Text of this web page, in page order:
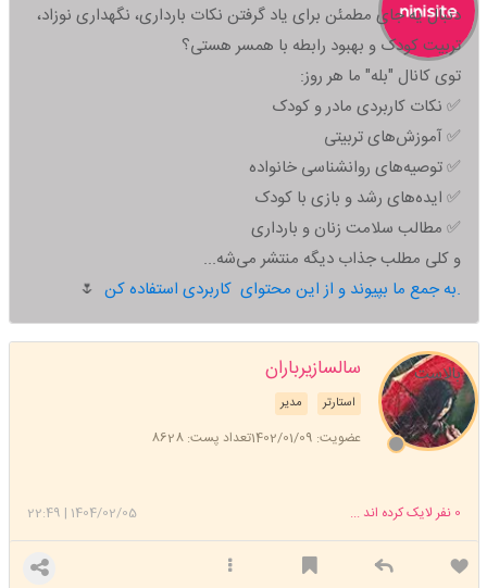
دنبال یه جای مطمئن برای یاد گرفتن نکات بارداری، نگهداری نوزاد،
تربیت کودک و بهبود رابطه با همسر هستی؟
توی کانال "بله" ما هر روز:
✅ نکات کاربردی مادر و کودک
✅ آموزش‌های تربیتی
✅ توصیه‌های روانشناسی خانواده
✅ ایده‌های رشد و بازی با کودک
✅ مطالب سلامت زنان و بارداری
و کلی مطلب جذاب دیگه منتشر می‌شه...
به جمع ما بپیوند و از این محتوای کاربردی استفاده کن.
🌷
سالسازیرباران
مدیر استارتر
عضویت: 1402/01/09 تعداد پست: 8628
بالاست
1404/02/05
|
22:49 0 نفر لایک کرده اند ...